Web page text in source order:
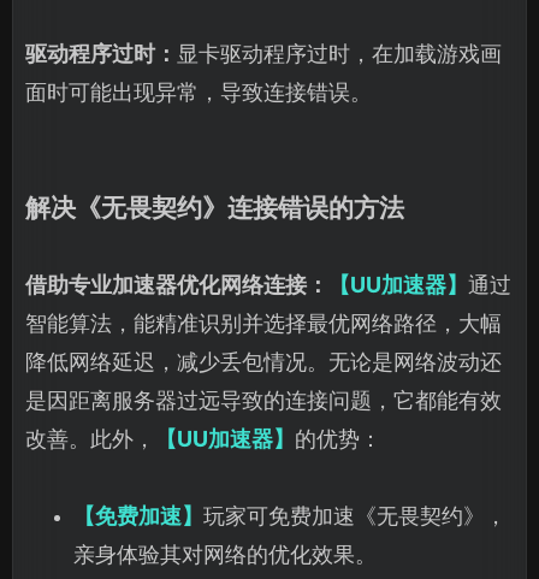
驱动程序过时： 显卡驱动程序过时，在加载游戏画
面时可能出现异常，导致连接错误。
解决《无畏契约》连接错误的方法
借助专业加速器优化网络连接： 【UU加速器】 通过
智能算法，能精准识别并选择最优网络路径，大幅
降低网络延迟，减少丢包情况。无论是网络波动还
是因距离服务器过远导致的连接问题，它都能有效
改善。此外，
【UU加速器】 的优势：
【免费加速】 玩家可免费加速《无畏契约》，
亲身体验其对网络的优化效果。